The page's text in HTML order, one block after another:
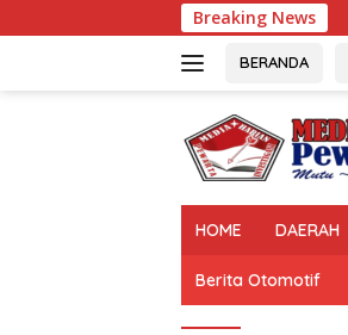
ke
Breaking News
BERANDA
HOME DAERAH
Berita Otomotif